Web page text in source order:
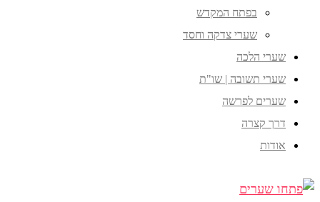
בפתח המקדש
שערי צדקה וחסד
שערי הלכה
שערי תשובה | שו"ת
שערים לפרשה
דרך קצרה
אודות